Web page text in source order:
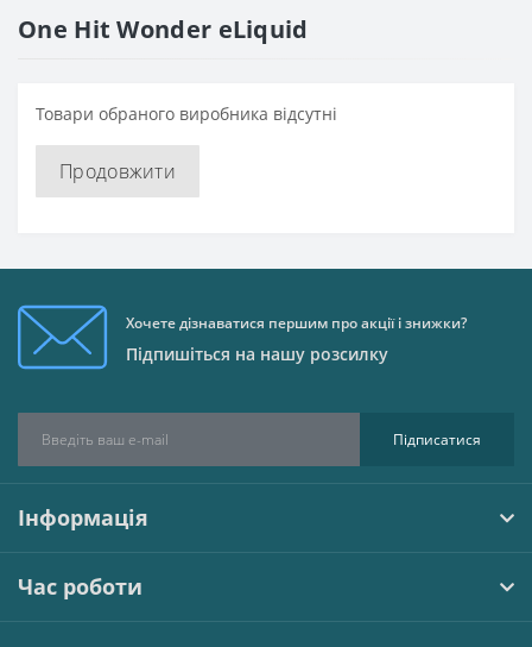
One Hit Wonder eLiquid
Товари обраного виробника відсутні
Продовжити
Хочете дізнаватися першим про акції і знижки?
Підпишіться на нашу розсилку
Підписатися
Інформація
Час роботи